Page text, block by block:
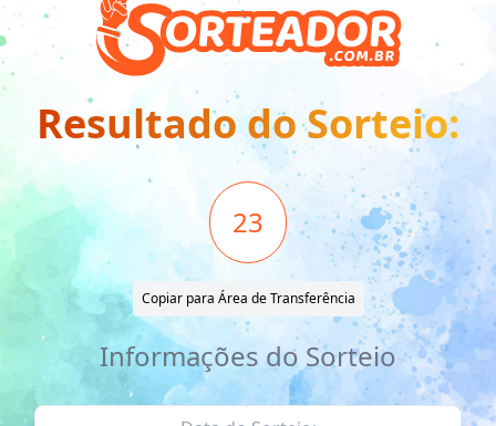
Resultado do Sorteio:
23
Copiar para Área de Transferência
Informações do Sorteio